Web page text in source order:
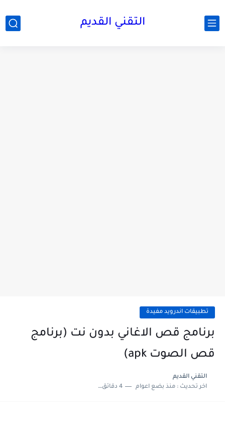
التقني القديم
تطبيقات اندرويد مفيدة
برنامج قص الاغاني بدون نت (برنامج
قص الصوت apk)
التقني القديم
اخر تحديث :منذ بضع اعوام 4 دقائق للقراءة